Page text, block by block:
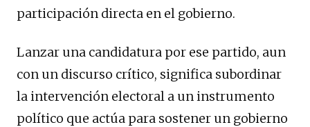
participación directa en el gobierno.
Lanzar una candidatura por ese partido, aun
con un discurso crítico, significa subordinar
la intervención electoral a un instrumento
político que actúa para sostener un gobierno